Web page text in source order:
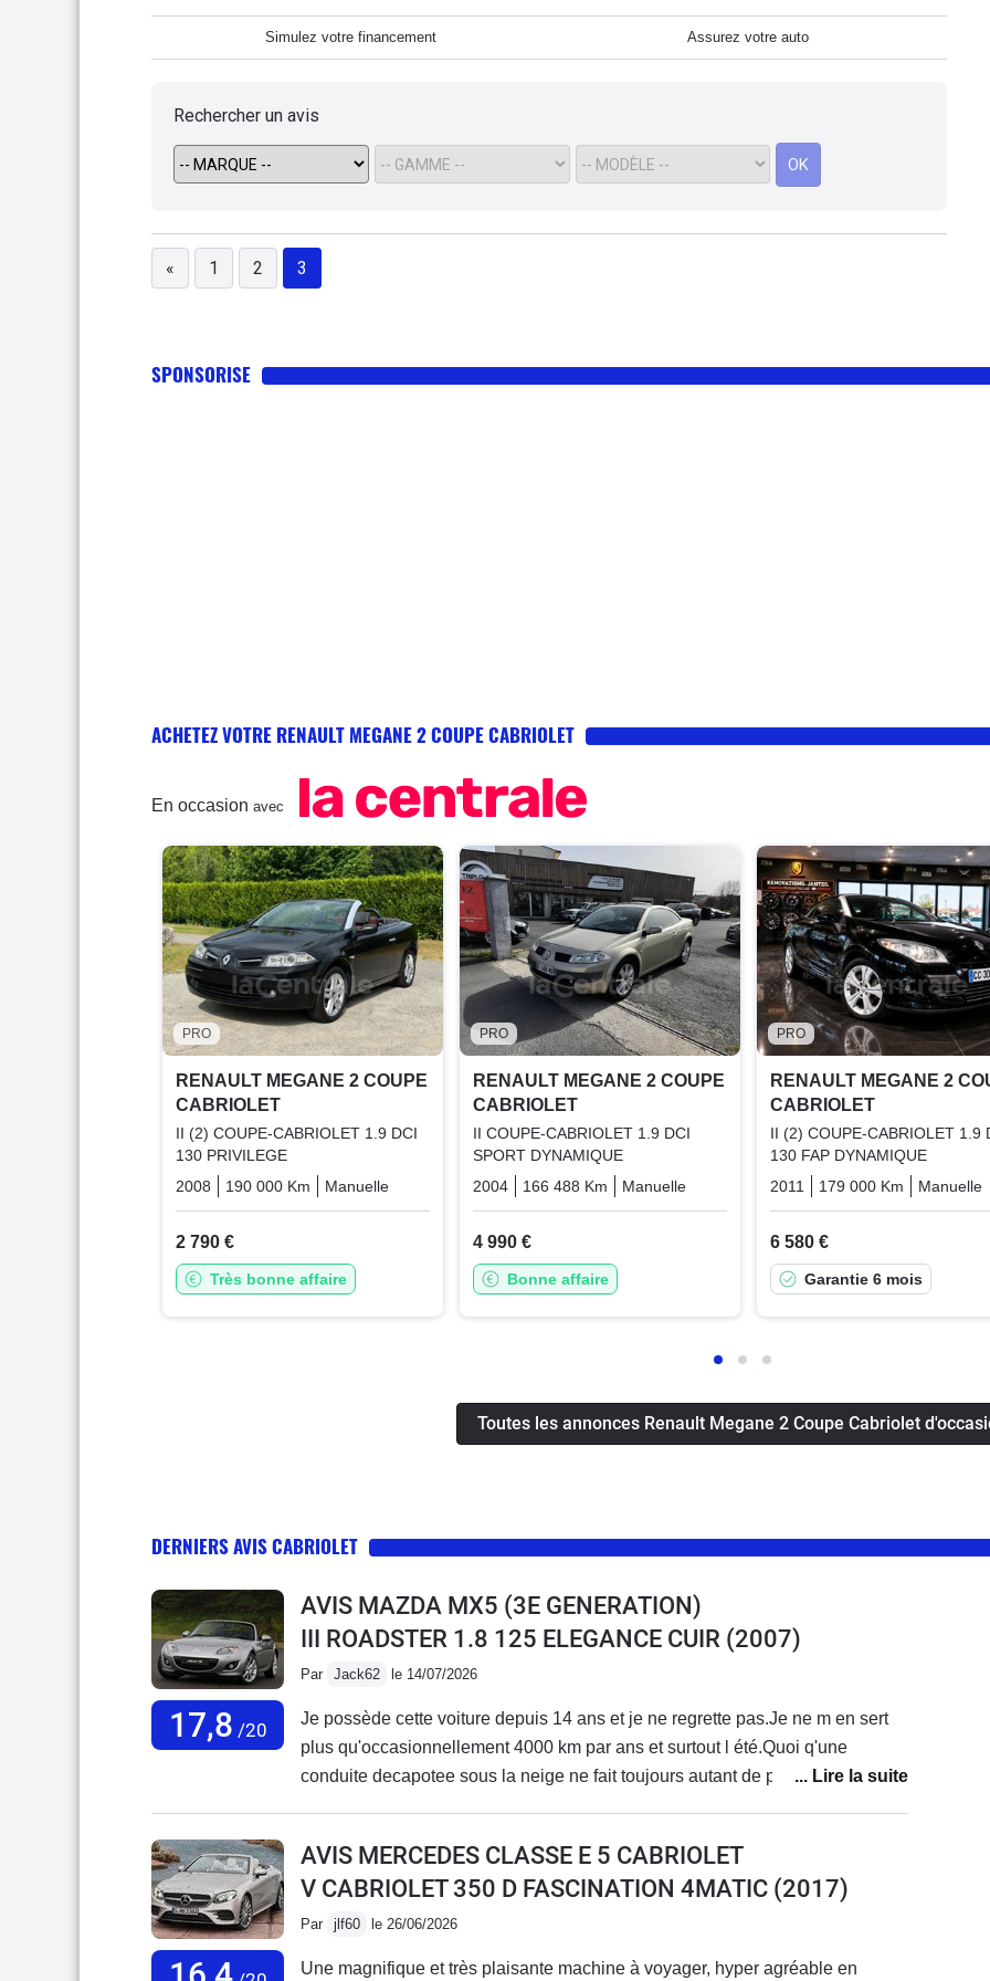
Simulez votre financement Assurez votre auto
Rechercher un avis
OK
« 1 2 3
SPONSORISE
ACHETEZ VOTRE RENAULT MEGANE 2 COUPE CABRIOLET
En occasion avec
PRO
RENAULT MEGANE 2 COUPE
CABRIOLET
II (2) COUPE-CABRIOLET 1.9 DCI
130 PRIVILEGE
2008
190 000 Km Manuelle
2 790 €
Très bonne affaire
PRO
RENAULT MEGANE 2 COUPE
CABRIOLET
II COUPE-CABRIOLET 1.9 DCI
SPORT DYNAMIQUE
2004
166 488 Km Manuelle
4 990 €
Bonne affaire
PRO
RENAULT MEGANE 2
CABRIOLET
II (2) COUPE-CABRIOLET 1.9
130 FAP DYNAMIQUE
2011
179 000 Km Manuelle
6 580 €
Garantie 6 mois
Toutes les annonces Renault Megane 2 Coupe Cabriolet
DERNIERS AVIS CABRIOLET
17,8 /20
AVIS MAZDA MX5 (3E GENERATION)
III ROADSTER 1.8 125 ELEGANCE CUIR (2007)
Par Jack62 le 14/07/2026
Je possède cette voiture depuis 14 ans et je ne regrette pas.Je ne m en sert
plus qu'occasionnellement 4000 km par ans et surtout l été.Quoi q'une
conduite decapotee sous la neige ne fait toujours autant de plaisir et je me fait
connu de panne .A part l entretien habituel jamais de séjour au garage.
AVIS MERCEDES CLASSE E 5 CABRIOLET
V CABRIOLET 350 D FASCINATION 4MATIC (2017)
Par jlf60 le 26/06/2026
Une magnifique et très plaisante machine à voyager, hyper agréable en